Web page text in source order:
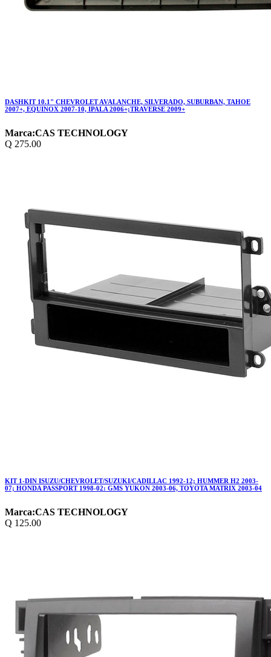
DASHKIT 10.1" CHEVROLET AVALANCHE, SILVERADO, SUBURBAN, TAHOE
2007+, EQUINOX 2007-10, IPALA 2006+;TRAVERSE 2009+
Marca:CAS TECHNOLOGY
Q 275.00
KIT 1-DIN ISUZU/CHEVROLET/SUZUKI/CADILLAC 1992-12; HUMMER H2 2003-
07; HONDA PASSPORT 1998-02: GMS YUKON 2003-06, TOYOTA MATRIX 2003-04
Marca:CAS TECHNOLOGY
Q 125.00